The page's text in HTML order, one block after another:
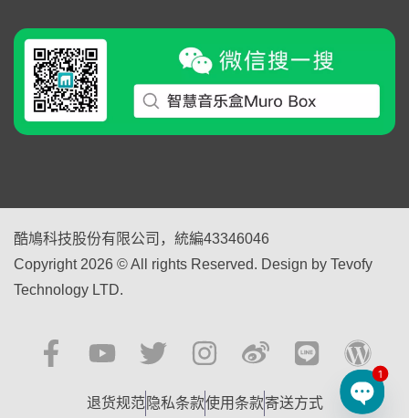
酷鳩科技股份有限公司，統編43346046
Copyright 2026 © All rights Reserved. Design by Tevofy
Technology LTD.
退货规范 隐私条款使用条款寄送方式
1